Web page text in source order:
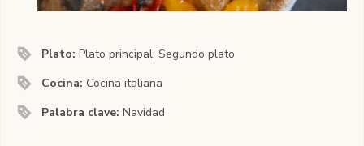
Plato:Plato principal, Segundo plato
Cocina: Cocina italiana
Palabra clave:Navidad